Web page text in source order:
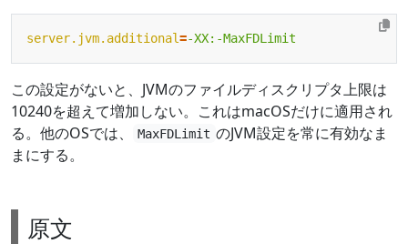
server.jvm.additional=-XX:-MaxFDLimit
この設定がないと、JVMのファイルディスクリプタ上限は
10240を超えて増加しない。これはmacOSだけに適用され
る。他のOSでは、
MaxFDLimit のJVM設定を常に有効なま
まにする。
原文